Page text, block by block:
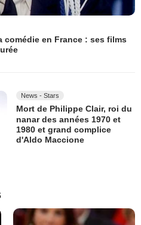
comédie en France : ses films
News - Stars
Mort de Philippe Clair, roi du
nanar des années 1970 et
1980 et grand complice
d'Aldo Maccione